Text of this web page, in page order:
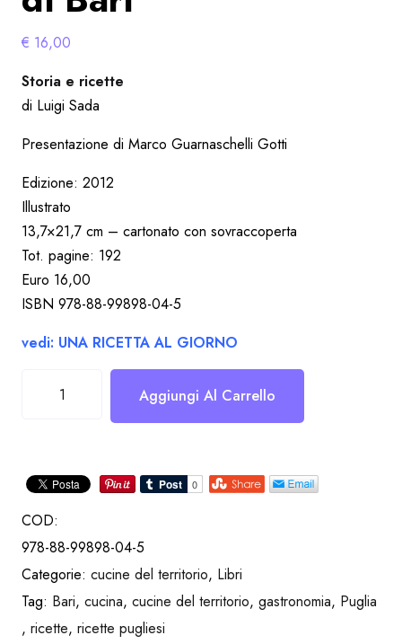
€ 16,00
Storia e ricette
di Luigi Sada
Presentazione di Marco Guarnaschelli Gotti
Edizione: 2012
Illustrato
13,7×21,7 cm – cartonato con sovraccoperta
Tot. pagine: 192
Euro 16,00
ISBN 978-88-99898-04-5
vedi: UNA RICETTA AL GIORNO
di
quantità
Aggiungi Al Carrello
COD:
978-88-99898-04-5
Categorie: cucine del territorio, Libri
Tag: Bari, cucina, cucine del territorio, gastronomia, Puglia
, ricette, ricette pugliesi